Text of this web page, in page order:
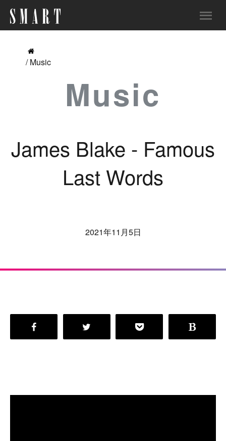
/ Music
Music
James Blake - Famous
Last Words
2021年11月5日